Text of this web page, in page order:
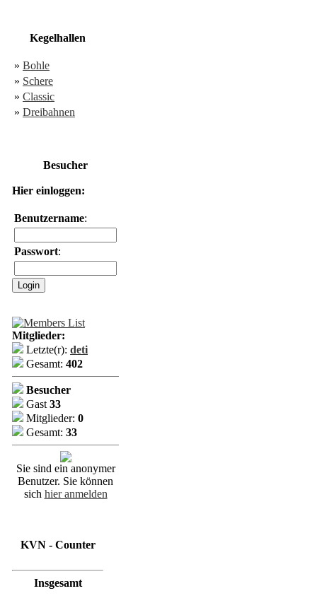
Kegelhallen
» Bohle
» Schere
» Classic
» Dreibahnen
Besucher
Hier einloggen:
Benutzername:
Passwort:
Mitglieder:
Letzte(r): deti
Gesamt: 402
Besucher
Gast 33
Mitglieder: 0
Gesamt: 33
Sie sind ein anonymer
Benutzer. Sie können
sich hier anmelden
KVN - Counter
Insgesamt